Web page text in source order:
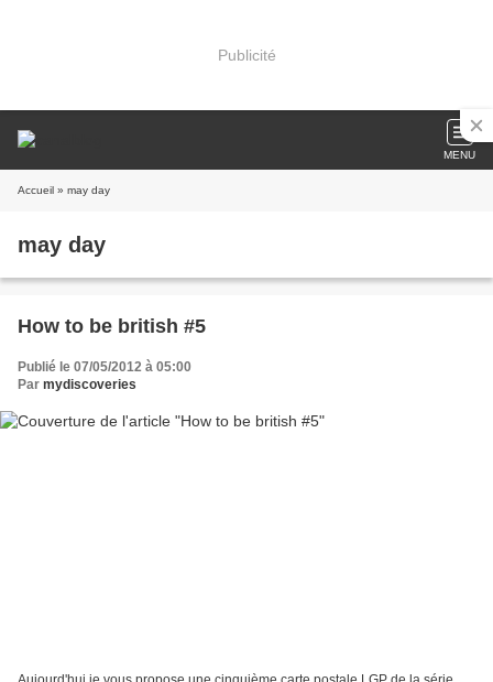
Publicité
MENU
Accueil » may day
may day
How to be british #5
Publié le 07/05/2012 à 05:00
Par mydiscoveries